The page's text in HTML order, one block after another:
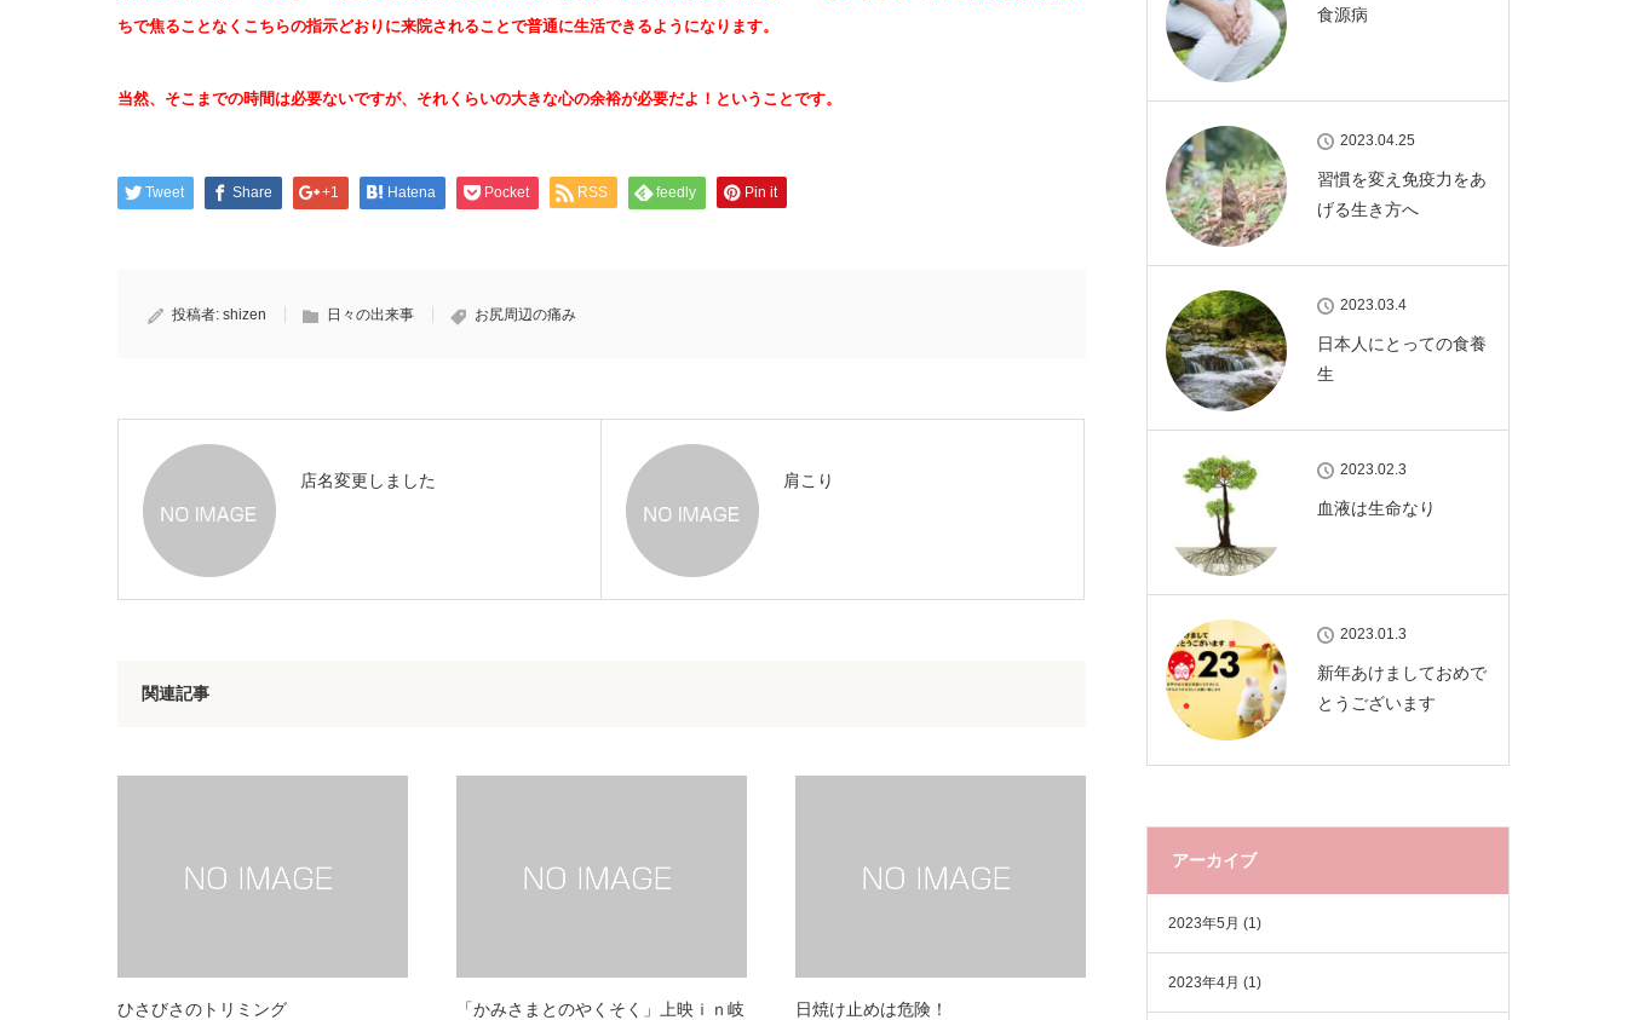
ちで焦ることなくこちらの指示どおりに来院されることで普通に生活できるようになります。
当然、そこまでの時間は必要ないですが、それくらいの大きな心の余裕が必要だよ！ということです。
Tweet Share +1 Hatena Pocket RSS feedly Pin it
投稿者: shizen 日々の出来事 お尻周辺の痛み
店名変更しました 肩こり
関連記事
ひさびさのトリミング
「かみさまとのやくそく」上映ｉｎ岐
日焼け止めは危険！
食源病
2023.04.25
習慣を変え免疫力をあ
げる生き方へ
2023.03.4
日本人にとっての食養
生
2023.02.3
血液は生命なり
2023.01.3
新年あけましておめで
とうございます
アーカイブ
2023年5月 (1)
2023年4月 (1)